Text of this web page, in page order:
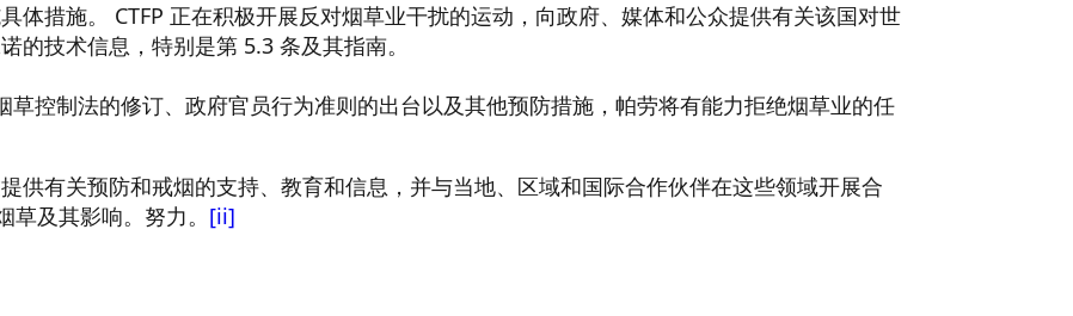
体措施。 CTFP 正在积极开展反对烟草业干扰的运动，向政府、媒体和公众提供有关该国对世
的技术信息，特别是第 5.3 条及其指南。
草控制法的修订、政府官员行为准则的出台以及其他预防措施，帕劳将有能力拒绝烟草业的任
供有关预防和戒烟的支持、教育和信息，并与当地、区域和国际合作伙伴在这些领域开展合
及其影响。努力。 [ii]